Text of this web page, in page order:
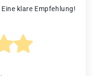
klare Empfehlung!